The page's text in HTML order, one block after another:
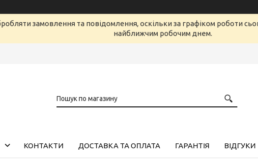
замовлення та повідомлення, оскільки за графіком роботи
найближчим робочим днем.
КОНТАКТИ ДОСТАВКА ТА ОПЛАТА ГАРАНТІЯ ВІДГУКИ